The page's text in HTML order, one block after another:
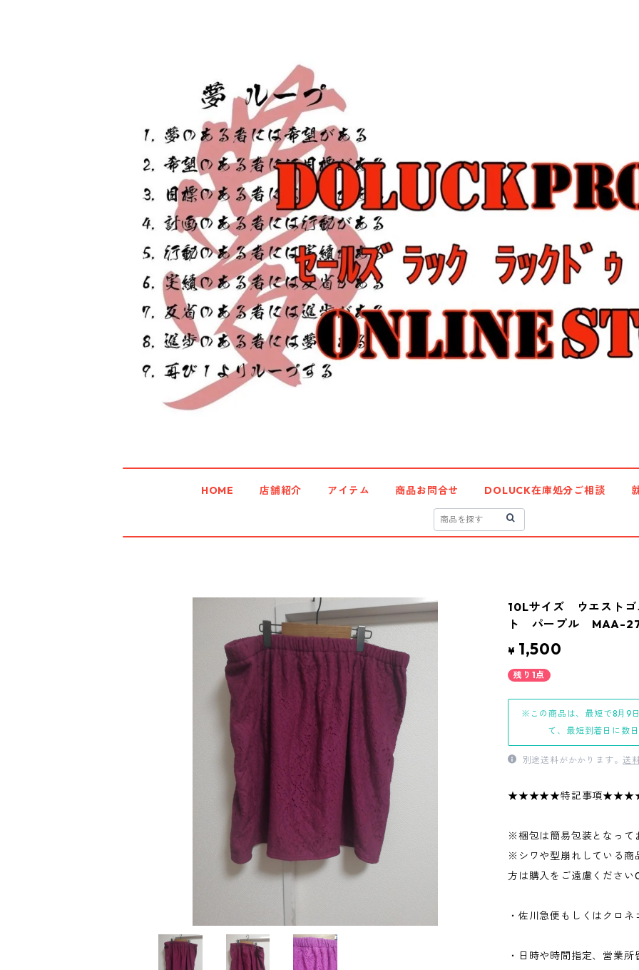
HOME 店舗紹介 アイテム 商品お問合せ DOLUCK在庫処分ご相談
10Lサイズ ウエスト
ト パープル MAA-
¥ 1,500
残り1点
※この商品は、最短で8月9
て、最短到着日に数
別途送料がかかります。送
★★★★★特記事項
※梱包は簡易包装となって
※シワや型崩れしている商
方は購入をご遠慮ください0
・佐川急便もしくはクロネ
・日時や時間指定、営業